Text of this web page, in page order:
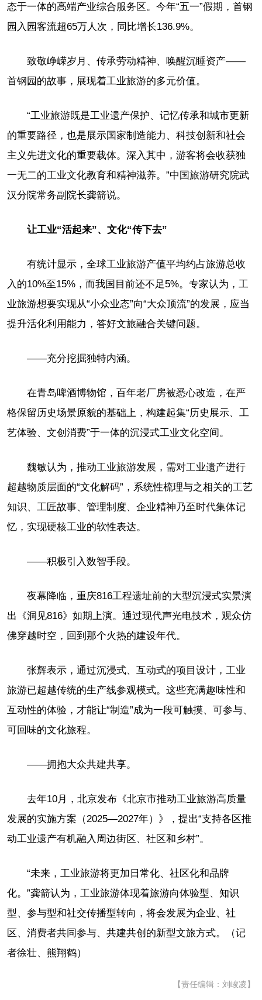
态于一体的高端产业综合服务区。今年“五一”假期，首钢
园入园客流超65万人次，同比增长136.9%。
致敬峥嵘岁月、传承劳动精神、唤醒沉睡资产——
首钢园的故事，展现着工业旅游的多元价值。
“工业旅游既是工业遗产保护、记忆传承和城市更新
的重要路径，也是展示国家制造能力、科技创新和社会
主义先进文化的重要载体。深入其中，游客将会收获独
一无二的工业文化教育和精神滋养。”中国旅游研究院武
汉分院常务副院长龚箭说。
让工业“活起来”、文化“传下去”
有统计显示，全球工业旅游产值平均约占旅游总收
入的10%至15%，而我国目前还不足5%。专家认为，工
业旅游想要实现从“小众业态”向“大众顶流”的发展，应当
提升活化利用能力，答好文旅融合关键问题。
——充分挖掘独特内涵。
在青岛啤酒博物馆，百年老厂房被悉心改造，在严
格保留历史场景原貌的基础上，构建起集“历史展示、工
艺体验、文创消费”于一体的沉浸式工业文化空间。
魏敏认为，推动工业旅游发展，需对工业遗产进行
超越物质层面的“文化解码”，系统性梳理与之相关的工艺
知识、工匠故事、管理制度、企业精神乃至时代集体记
忆，实现硬核工业的软性表达。
——积极引入数智手段。
夜幕降临，重庆816工程遗址前的大型沉浸式实景演
出《洞见816》如期上演。通过现代声光电技术，观众仿
佛穿越时空，回到那个火热的建设年代。
张辉表示，通过沉浸式、互动式的项目设计，工业
旅游已超越传统的生产线参观模式。这些充满趣味性和
互动性的体验，才能让“制造”成为一段可触摸、可参与、
可回味的文化旅程。
——拥抱大众共建共享。
去年10月，北京发布《北京市推动工业旅游高质量
发展的实施方案（2025—2027年）》，提出“支持各区推
动工业遗产有机融入周边街区、社区和乡村”。
“未来，工业旅游将更加日常化、社区化和品牌
化。”龚箭认为，工业旅游体现着旅游向体验型、知识
型、参与型和社交传播型转向，将会发展为企业、社
区、消费者共同参与、共建共创的新型文旅方式。（记
者徐壮、熊翔鹤）
【责任编辑：刘峻凌】